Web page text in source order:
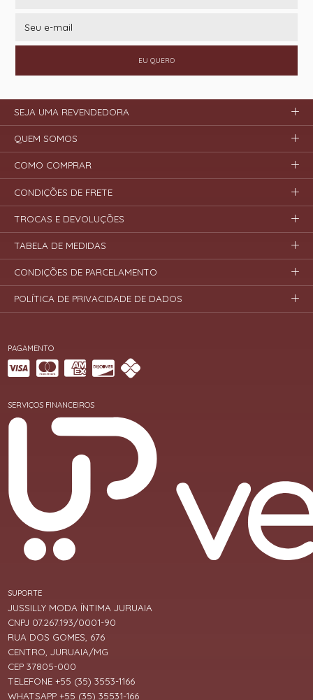
EU QUERO
PAGAMENTO
SERVIÇOS FINANCEIROS
SUPORTE
JUSSILLY MODA ÍNTIMA JURUAIA
CNPJ 07.267.193/0001-90
RUA DOS GOMES, 676
CENTRO, JURUAIA/MG
CEP 37805-000
TELEFONE +55 (35) 3553-1166
WHATSAPP +55 (35) 35531-166
SEJA UMA REVENDEDORA
QUEM SOMOS
COMO COMPRAR
CONDIÇÕES DE FRETE
TROCAS E DEVOLUÇÕES
TABELA DE MEDIDAS
CONDIÇÕES DE PARCELAMENTO
POLÍTICA DE PRIVACIDADE DE DADOS